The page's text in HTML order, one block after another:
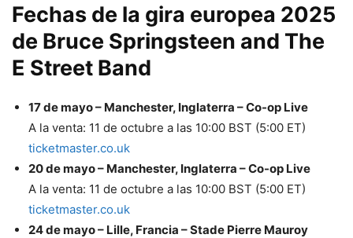
Fechas de la gira europea 2025
de Bruce Springsteen and The
E Street Band
17 de mayo – Manchester, Inglaterra – Co-op Live
A la venta: 11 de octubre a las 10:00 BST (5:00 ET)
ticketmaster.co.uk
20 de mayo – Manchester, Inglaterra – Co-op Live
A la venta: 11 de octubre a las 10:00 BST (5:00 ET)
ticketmaster.co.uk
24 de mayo – Lille, Francia – Stade Pierre Mauroy